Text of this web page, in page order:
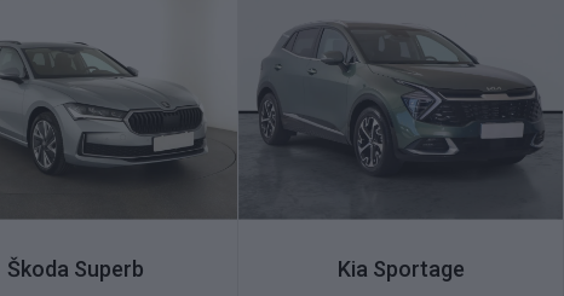
Škoda Superb Kia Sportage